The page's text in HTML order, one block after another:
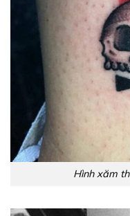
Hình xăm